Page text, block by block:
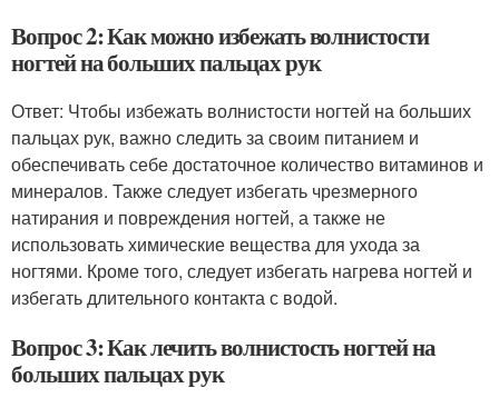
Вопрос 2: Как можно избежать волнистости
ногтей на больших пальцах рук
Ответ: Чтобы избежать волнистости ногтей на больших
пальцах рук, важно следить за своим питанием и
обеспечивать себе достаточное количество витаминов и
минералов. Также следует избегать чрезмерного
натирания и повреждения ногтей, а также не
использовать химические вещества для ухода за
ногтями. Кроме того, следует избегать нагрева ногтей и
избегать длительного контакта с водой.
Вопрос 3: Как лечить волнистость ногтей на
больших пальцах рук